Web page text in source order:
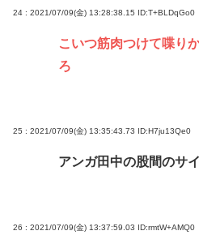
24 : 2021/07/09(金) 13:28:38.15 ID:T+BLDqGo0
こいつ筋肉つけて喋り
ろ
25 : 2021/07/09(金) 13:35:43.73 ID:H7ju13Qe0
アンガ田中の股間のサ
26 : 2021/07/09(金) 13:37:59.03 ID:rmtW+AMQ0